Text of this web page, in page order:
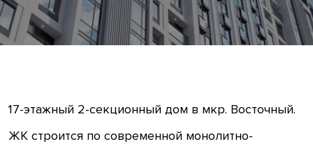
17-этажный 2-секционный дом в мкр. Восточный.
ЖК строится по современной монолитно-